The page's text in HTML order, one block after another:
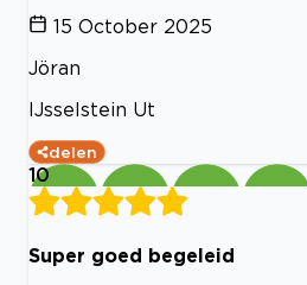
15 October 2025
Jöran
IJsselstein Ut
delen
10
Super goed begeleid